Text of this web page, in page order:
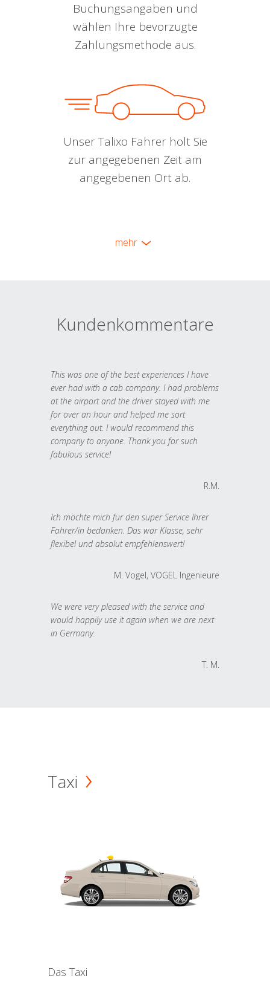
Buchungsangaben und
wählen Ihre bevorzugte
Zahlungsmethode aus.
Unser Talixo Fahrer holt Sie
zur angegebenen Zeit am
angegebenen Ort ab.
mehr
Kundenkommentare
This was one of the best experiences I have
ever had with a cab company. I had problems
at the airport and the driver stayed with me
for over an hour and helped me sort
everything out. I would recommend this
company to anyone. Thank you for such
fabulous service!
R.M.
Ich möchte mich für den super Service Ihrer
Fahrer/in bedanken. Das war Klasse, sehr
flexibel und absolut empfehlenswert!
M. Vogel, VOGEL Ingenieure
We were very pleased with the service and
would happily use it again when we are next
in Germany.
T. M.
Taxi
Das Taxi